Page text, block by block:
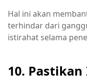
Hal ini akan
terhindar dari
istirahat selama
10.